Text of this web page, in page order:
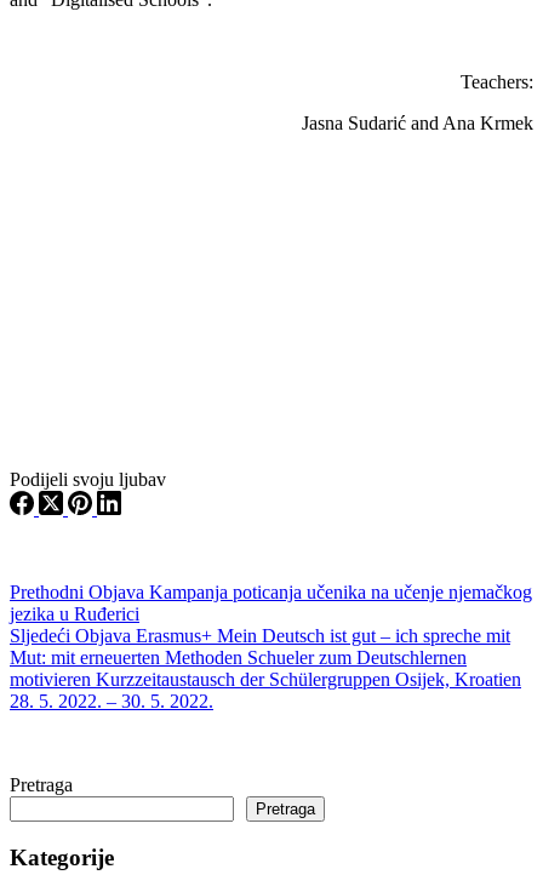
Teachers:
Jasna Sudarić and Ana Krmek
Podijeli svoju ljubav
Prethodni Objava Kampanja poticanja učenika na učenje njemačkog
jezika u Ruđerici
Sljedeći Objava Erasmus+ Mein Deutsch ist gut – ich spreche mit
Mut: mit erneuerten Methoden Schueler zum Deutschlernen
motivieren Kurzzeitaustausch der Schülergruppen Osijek, Kroatien
28. 5. 2022. – 30. 5. 2022.
Pretraga
Pretraga
Kategorije